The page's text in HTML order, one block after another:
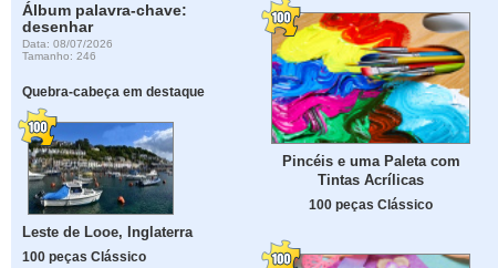
Álbum palavra-chave:
desenhar
Data: 08/07/2026
Tamanho: 246
Quebra-cabeça em destaque
Leste de Looe, Inglaterra
100 peças Clássico
Pincéis e uma Paleta com
Tintas Acrílicas
100 peças Clássico